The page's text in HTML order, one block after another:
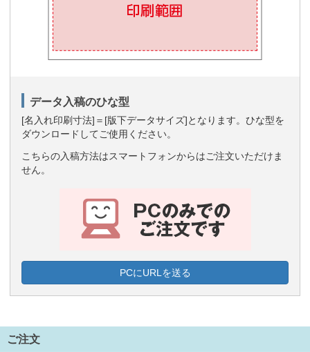
データ入稿のひな型
[名入れ印刷寸法]＝[版下データサイズ]となります。ひな型を
ダウンロードしてご使用ください。
こちらの入稿方法はスマートフォンからはご注文いただけま
せん。
PCにURLを送る
ご注文